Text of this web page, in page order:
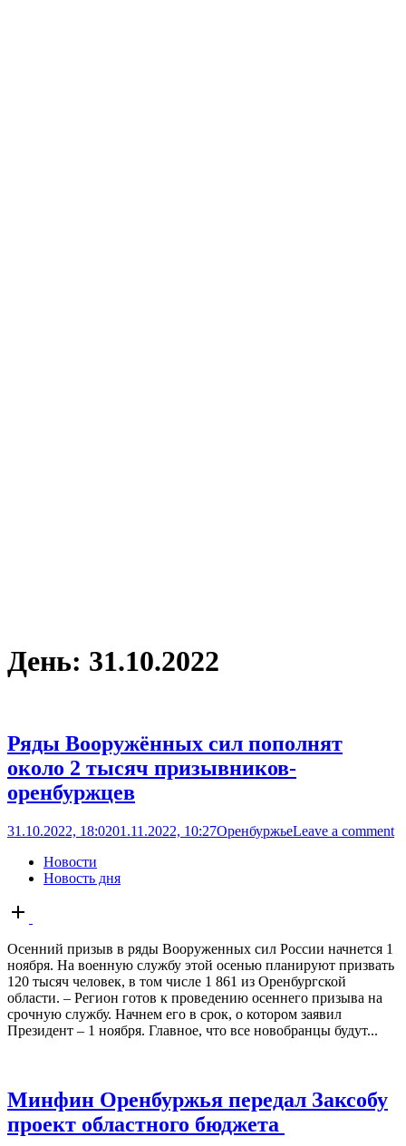
День: 31.10.2022
Ряды Вооружённых сил пополнят
около 2 тысяч призывников-
оренбуржцев
31.10.2022, 18:0201.11.2022, 10:27ОренбуржьеLeave a comment
Новости
Новость дня
Open
post
Осенний призыв в ряды Вооруженных сил России начнется 1
ноября. На военную службу этой осенью планируют призвать
120 тысяч человек, в том числе 1 861 из Оренбургской
области. – Регион готов к проведению осеннего призыва на
срочную службу. Начнем его в срок, о котором заявил
Президент – 1 ноября. Главное, что все новобранцы будут...
Минфин Оренбуржья передал Заксобу
проект областного бюджета